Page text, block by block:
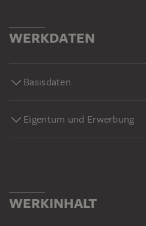
WERKDATEN
Basisdaten
Eigentum und Erwerbung
WERKINHALT